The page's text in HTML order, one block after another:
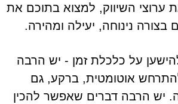
ערוצי השיווק, למצוא בתוכם את
בצורה נינוחה, יעילה ומהירה.
על כלכלת זמן - יש הרבה
אוטומטית, ברקע, גם
יש הרבה דברים שאפשר להכין